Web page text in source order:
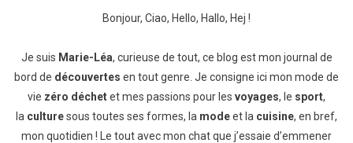
Bonjour, Ciao, Hello, Hallo, Hej !
Je suis Marie-Léa, curieuse de tout, ce blog est mon journal de
bord de découvertes en tout genre. Je consigne ici mon mode de
vie zéro déchetet mes passions pour les voyages, le sport,
la culturesous toutes ses formes, la modeet la cuisine, en bref,
mon quotidien ! Le tout avec mon chat que j’essaie d’emmener